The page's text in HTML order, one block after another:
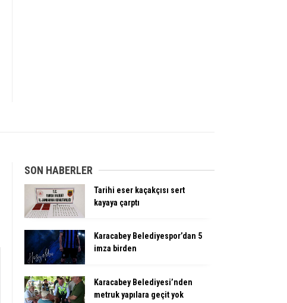
SON HABERLER
Tarihi eser kaçakçısı sert
kayaya çarptı
Karacabey Belediyespor’dan 5
imza birden
Karacabey Belediyesi’nden
metruk yapılara geçit yok